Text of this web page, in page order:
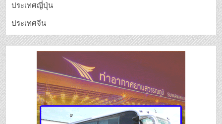
ประเทศญี่ปุ่น
ประเทศจีน